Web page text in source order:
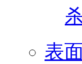
表